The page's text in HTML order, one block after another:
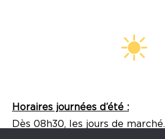
Horaires journées d’été :
Dès 08h30, les jours de marché.